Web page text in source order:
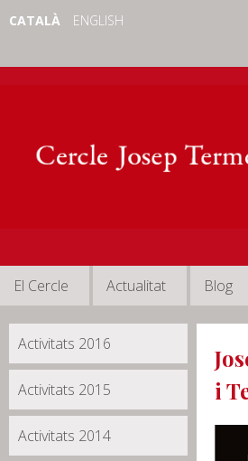
CATALÀ ENGLISH
El Cercle Actualitat Blog
Activitats 2016
Activitats 2015
Activitats 2014
i